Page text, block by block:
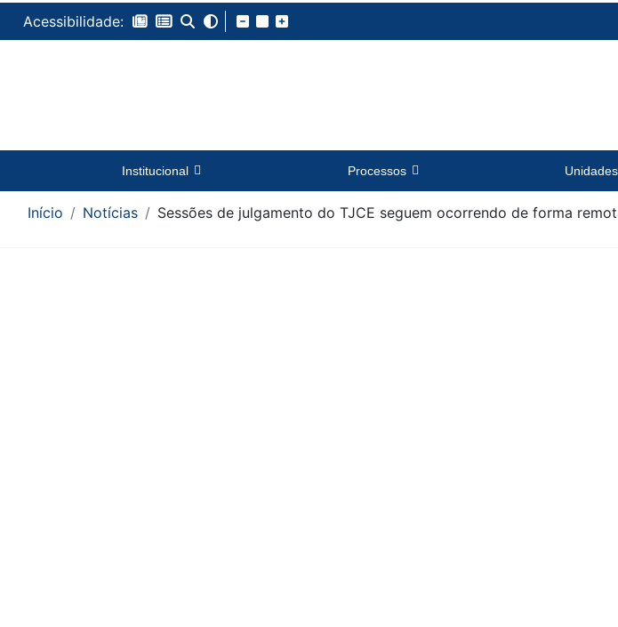
Acessibilidade:
Institucional Processos Unidades
Início Notícias Sessões de julgamento do TJCE seguem ocorrendo de forma